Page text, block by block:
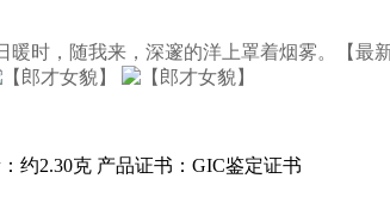
，随我来，深邃的洋上罩着烟雾。【最新
约2.30克 产品证书：GIC鉴定证书